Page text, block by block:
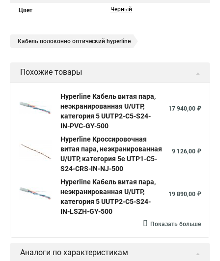
Цвет Черный
Кабель волоконно оптический hyperline
Похожие товары
Hyperline Кабель витая пара,
неэкранированная U/UTP,
категория 5 UUTP2-C5-S24-
IN-PVC-GY-500
17 940,00 ₽
Hyperline Кроссировочная
витая пара, неэкранированная
U/UTP, категория 5e UTP1-C5-
S24-CRS-IN-NJ-500
9 126,00 ₽
Hyperline Кабель витая пара,
неэкранированная U/UTP,
категория 5 UUTP2-C5-S24-
IN-LSZH-GY-500
19 890,00 ₽
Показать больше
Аналоги по характеристикам